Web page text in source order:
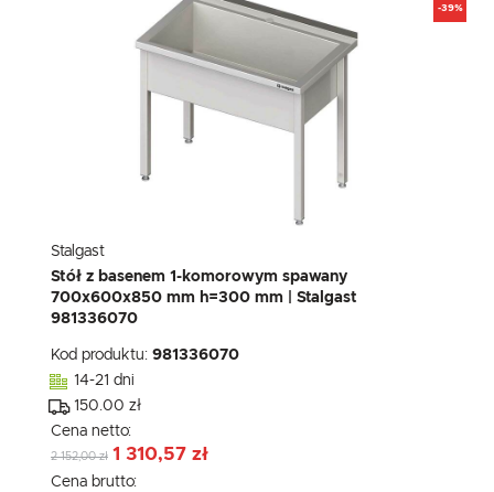
-39%
Stalgast
Stół z basenem 1-komorowym spawany
700x600x850 mm h=300 mm | Stalgast
981336070
Kod produktu: 981336070
14-21 dni
150.00 zł
Cena netto:
2 152,00 zł 1 310,57 zł
Cena brutto: